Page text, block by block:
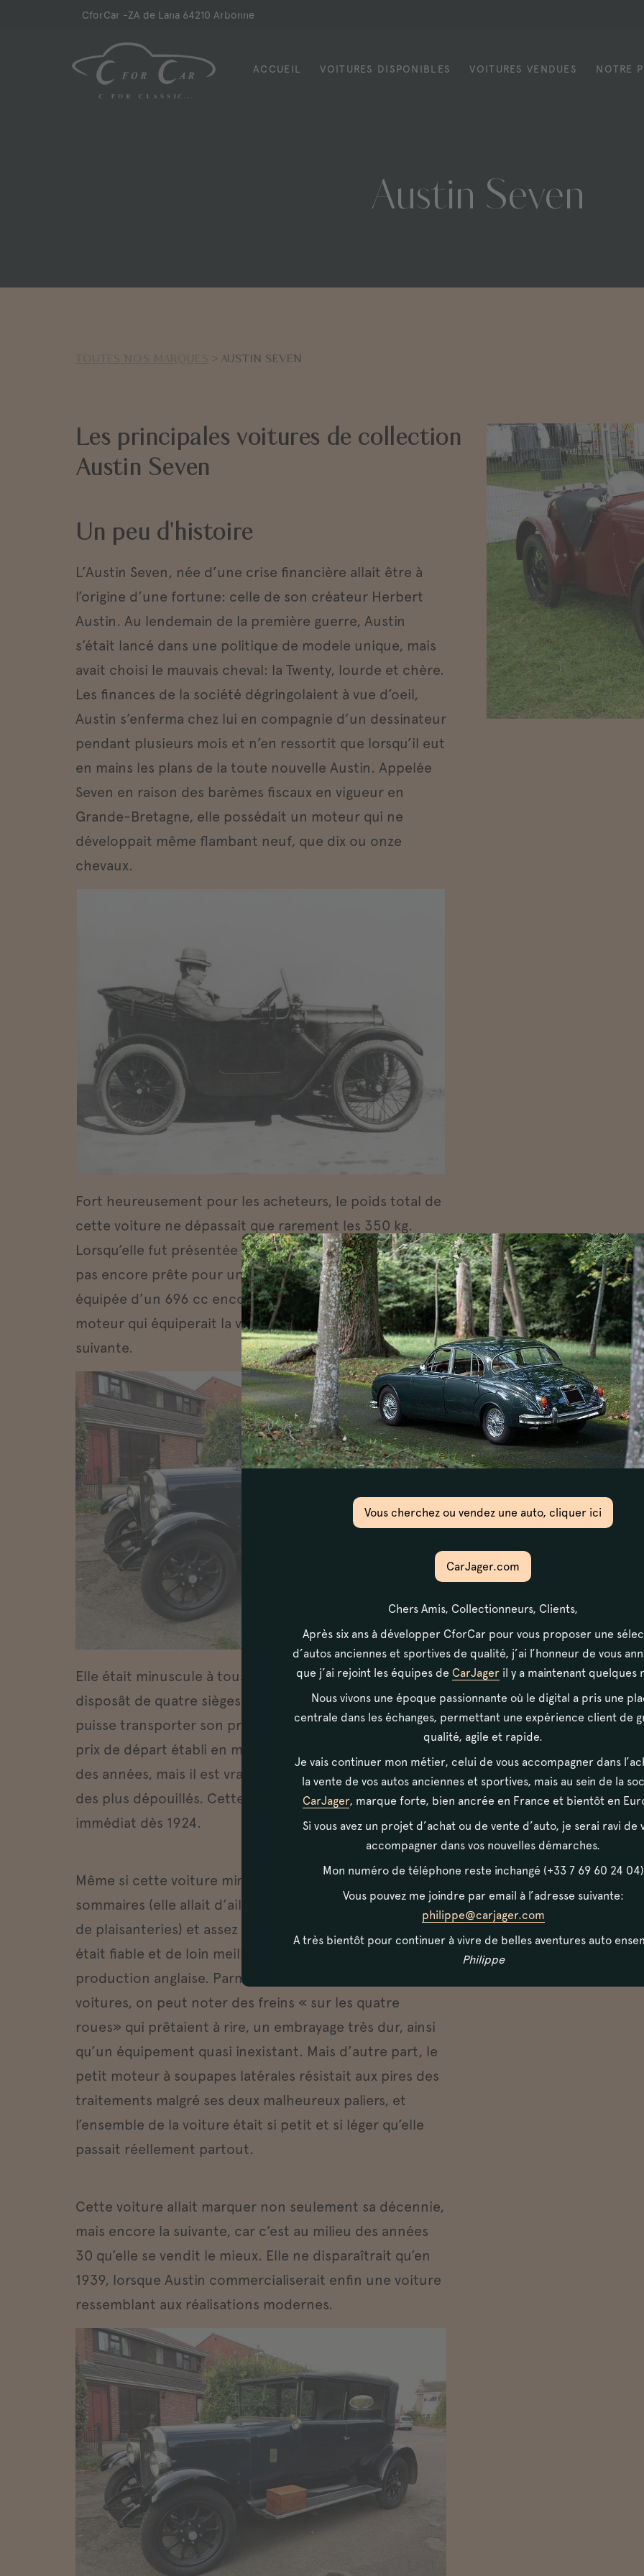
CforCar -ZA de Lana 64210 Arbonne
ACCUEIL VOITURES DISPONIBLES VOITURES VENDUES NOTRE
Austin Seven
> AUSTIN SEVEN
Les principales voitures de collection
Austin Seven
Un peu d'histoire
L’Austin Seven, née d’une crise financière allait être à
l’origine d’une fortune: celle de son créateur Herbert
Austin. Au lendemain de la première guerre, Austin
s’était lancé dans une politique de modele unique, mais
avait choisi le mauvais cheval: la Twenty, lourde et chère.
Les finances de la société dégringolaient à vue d’oeil,
Austin s’enferma chez lui en compagnie d’un dessinateur
pendant plusieurs mois et n’en ressortit que lorsqu’il eut
en mains les plans de la toute nouvelle Austin. Appelée
Seven en raison des barèmes fiscaux en vigueur en
Grande-Bretagne, elle possédait un moteur qui ne
développait même flambant neuf, que dix ou onze
chevaux.
Fort heureusement pour les acheteurs, le poids total de
cette voiture ne dépassait que rarement les 350 kg.
Lorsqu’elle fut présentée en automne 1922, elle n’était
pas encore prête pour une fabrication en série et était
équipée d’un 696 cc encore moins puissant que le
moteur qui équiperait la version définitive de l’année
suivante.
Elle était minuscule à tous égards et bien qu’elle
disposât de quatre sièges, il était inconcevable qu’elle
puisse transporter son propre poids de passagers. Le
prix de départ établi en mars 1923 allait diminuer au fil
des années, mais il est vrai qu’il s’agissait là d’un modèle
des plus dépouillés. Cette voiture connut un succès
immédiat dès 1924.
Même si cette voiture minuscule était des plus
sommaires (elle allait d’ailleurs devenir l’objet de pas mal
de plaisanteries) et assez lente ( 65 km/h environ), elle
était fiable et de loin meilleur marché que le reste de la
production anglaise. Parmi les fantaisies de cette
voitures, on peut noter des freins « sur les quatre
roues» qui prêtaient à rire, un embrayage très dur, ainsi
qu’un équipement quasi inexistant. Mais d’autre part, le
petit moteur à soupapes latérales résistait aux pires des
traitements malgré ses deux malheureux paliers, et
l’ensemble de la voiture était si petit et si léger qu’elle
passait réellement partout.
Cette voiture allait marquer non seulement sa décennie,
mais encore la suivante, car c’est au milieu des années
30 qu’elle se vendit le mieux. Elle ne disparaîtrait qu’en
1939, lorsque Austin commercialiserait enfin une voiture
ressemblant aux réalisations modernes.
Vous cherchez ou vendez une auto, cliquer ici
CarJager.com
Chers Amis, Collectionneurs, Clients,
Après six ans à développer CforCar pour vous proposer une
d’autos anciennes et sportives de qualité, j’ai l’honneur de vous
que j’ai rejoint les équipes de CarJageril y a maintenant quelques
Nous vivons une époque passionnante où le digital a pris une
centrale dans les échanges, permettant une expérience client de
qualité, agile et rapide.
Je vais continuer mon métier, celui de vous accompagner dans
la vente de vos autos anciennes et sportives, mais au sein de la
CarJager, marque forte, bien ancrée en France et bientôt en
Si vous avez un projet d’achat ou de vente d’auto, je serai ravi de
accompagner dans vos nouvelles démarches.
Mon numéro de téléphone reste inchangé (+33 7 69 60 24 04)
Vous pouvez me joindre par email à l’adresse suivante:
philippe@carjager.com
A très bientôt pour continuer à vivre de belles aventures auto
Philippe